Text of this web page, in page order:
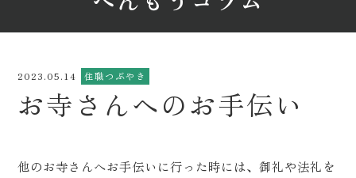
2023.05.14 住職つぶやき
お寺さんへのお手伝い
他のお寺さんへお手伝いに行った時には、御礼や法礼を